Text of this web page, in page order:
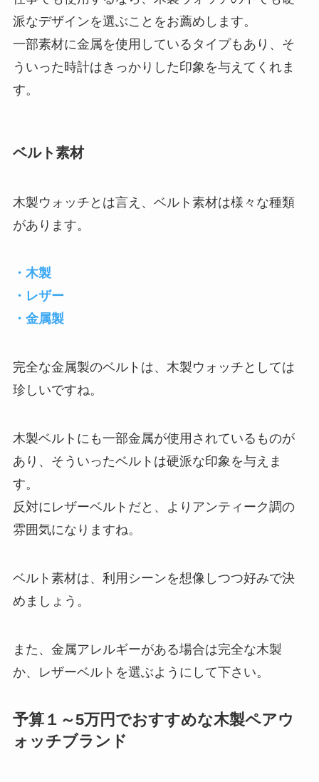
派なデザインを選ぶことをお薦めします。
一部素材に金属を使用しているタイプもあり、そ
ういった時計はきっかりした印象を与えてくれま
す。
ベルト素材
木製ウォッチとは言え、ベルト素材は様々な種類
があります。
・木製
・レザー
・金属製
完全な金属製のベルトは、木製ウォッチとしては
珍しいですね。
木製ベルトにも一部金属が使用されているものが
あり、そういったベルトは硬派な印象を与えま
す。
反対にレザーベルトだと、よりアンティーク調の
雰囲気になりますね。
ベルト素材は、利用シーンを想像しつつ好みで決
めましょう。
また、金属アレルギーがある場合は完全な木製
か、レザーベルトを選ぶようにして下さい。
予算１～5万円でおすすめな木製ペアウ
ォッチブランド